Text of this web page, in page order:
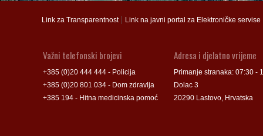
Link za Transparentnost| Link na javni portal za Elektroničke servise
Adresa i djelatno vrijeme
Primanje stranaka: 07:30 -
Dolac 3
20290 Lastovo, Hrvatska
Važni telefonski brojevi
+385 (0)20 444 444 - Policija
+385 (0)20 801 034 - Dom zdravlja
+385 194 - Hitna medicinska pomoć